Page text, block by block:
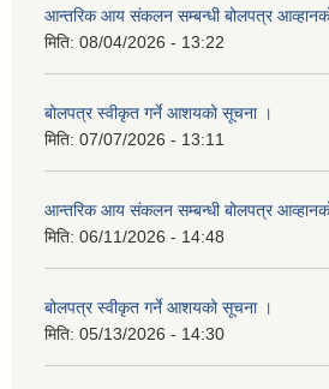
आन्तरिक आय संकलन सम्बन्धी बोलपत्र
मिति: 08/04/2026 - 13:22
बोलपत्र स्वीकृत गर्ने आशयको सूचना ।
मिति: 07/07/2026 - 13:11
आन्तरिक आय संकलन सम्बन्धी बोलपत्र
मिति: 06/11/2026 - 14:48
बोलपत्र स्वीकृत गर्ने आशयको सूचना ।
मिति: 05/13/2026 - 14:30